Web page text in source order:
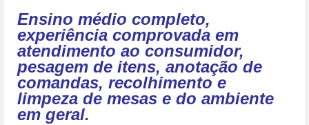
Ensino médio completo,
experiência comprovada em
atendimento ao consumidor,
pesagem de itens, anotação de
comandas, recolhimento e
limpeza de mesas e do ambiente
em geral.